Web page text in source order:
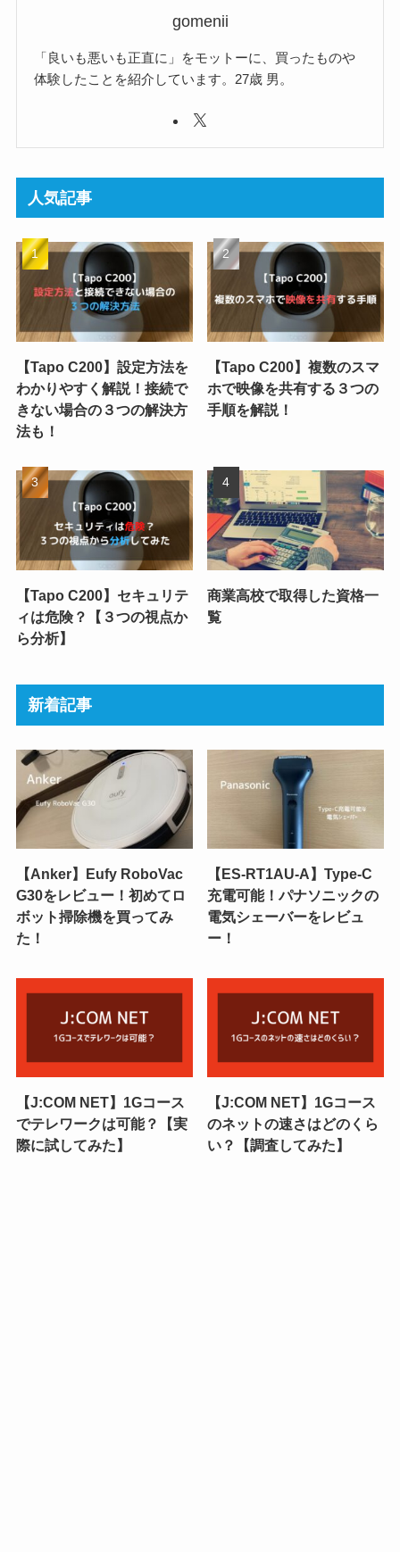
gomenii
「良いも悪いも正直に」をモットーに、買ったものや
体験したことを紹介しています。27歳 男。
人気記事
【Tapo C200】設定方法を
わかりやすく解説！接続で
きない場合の３つの解決方
法も！
【Tapo C200】複数のスマ
ホで映像を共有する３つの
手順を解説！
【Tapo C200】セキュリテ
ィは危険？【３つの視点か
ら分析】
商業高校で取得した資格一
覧
新着記事
【Anker】Eufy RoboVac
G30をレビュー！初めてロ
ボット掃除機を買ってみ
た！
【ES-RT1AU-A】Type-C
充電可能！パナソニックの
電気シェーバーをレビュ
ー！
【J:COM NET】1Gコース
でテレワークは可能？【実
際に試してみた】
【J:COM NET】1Gコース
のネットの速さはどのくら
い？【調査してみた】